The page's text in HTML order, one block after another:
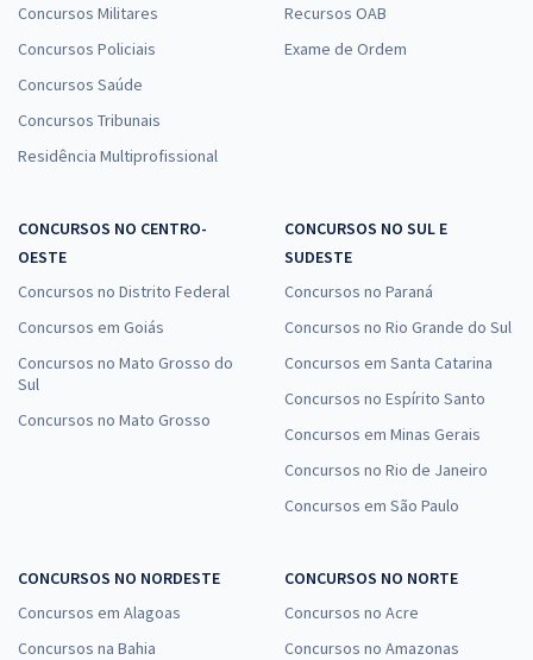
Concursos Militares
Concursos Policiais
Concursos Saúde
Concursos Tribunais
Residência Multiprofissional
Recursos OAB
Exame de Ordem
CONCURSOS NO CENTRO-
OESTE
Concursos no Distrito Federal
Concursos em Goiás
Concursos no Mato Grosso do
Sul
Concursos no Mato Grosso
CONCURSOS NO SUL E
SUDESTE
Concursos no Paraná
Concursos no Rio Grande do Sul
Concursos em Santa Catarina
Concursos no Espírito Santo
Concursos em Minas Gerais
Concursos no Rio de Janeiro
Concursos em São Paulo
CONCURSOS NO NORDESTE
Concursos em Alagoas
Concursos na Bahia
CONCURSOS NO NORTE
Concursos no Acre
Concursos no Amazonas